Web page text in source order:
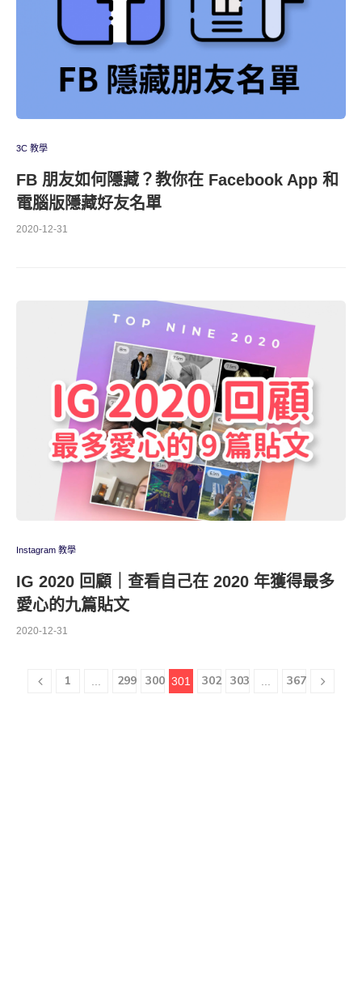
3C 教學
FB 朋友如何隱藏？教你在 Facebook App 和
電腦版隱藏好友名單
2020-12-31
Instagram 教學
IG 2020 回顧｜查看自己在 2020 年獲得最多
愛心的九篇貼文
2020-12-31
1 299 300 301 302 303 367